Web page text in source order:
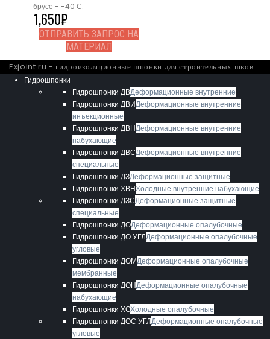
брусе - -40 С.
1,650₽
ОТПРАВИТЬ ЗАПРОС НА
МАТЕРИАЛ
Exjoint.ru - гидроизоляционные шпонки для строительных швов
Гидрошпонки
Гидрошпонки ДВДеформационные внутренние
Гидрошпонки ДВИДеформационные внутренние
инъекционные
Гидрошпонки ДВНДеформационные внутренние
набухающие
Гидрошпонки ДВСДеформационные внутренние
специальные
Гидрошпонки ДЗДеформационные защитные
Гидрошпонки ХВНХолодные внутренние набухающие
Гидрошпонки ДЗСДеформационные защитные
специальные
Гидрошпонки ДОДеформационные опалубочные
Гидрошпонки ДО УГЛДеформационные опалубочные
угловые
Гидрошпонки ДОМДеформационные опалубочные
мембранные
Гидрошпонки ДОНДеформационные опалубочные
набухающие
Гидрошпонки ХОХолодные опалубочные
Гидрошпонки ДОС УГЛДеформационные опалубочные
угловые